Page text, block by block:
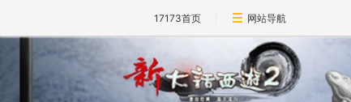
17173首页 网站导航